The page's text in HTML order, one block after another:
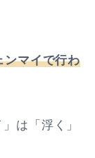
ンマイで行わ
は「浮く」